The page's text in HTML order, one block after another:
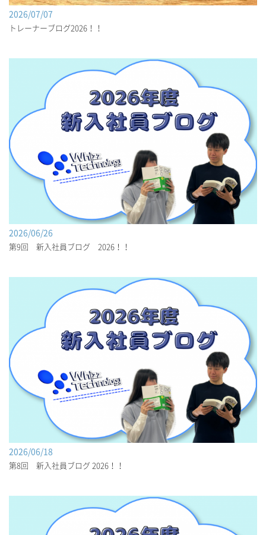
2026/07/07
トレーナーブログ2026！！
2026/06/26
第9回 新入社員ブログ 2026！！
2026/06/18
第8回 新入社員ブログ 2026！！